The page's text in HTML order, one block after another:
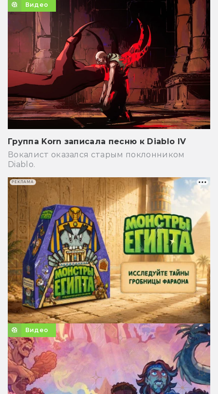
Видео
Группа Korn записала песню к Diablo IV
Вокалист оказался старым поклонником
Diablo.
Видео
РЕКЛАМА